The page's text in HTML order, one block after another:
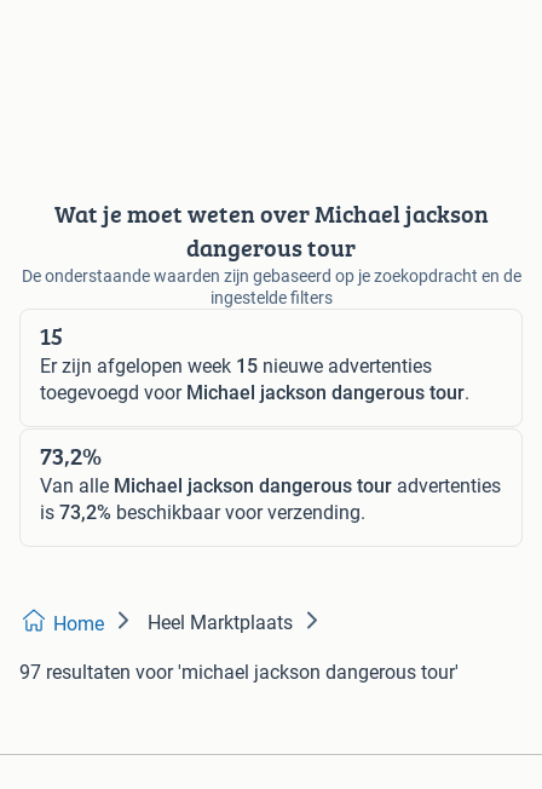
Wat je moet weten over Michael jackson
dangerous tour
De onderstaande waarden zijn gebaseerd op je zoekopdracht en de
ingestelde filters
15
Er zijn afgelopen week 15 nieuwe advertenties
toegevoegd voor Michael jackson dangerous tour.
73,2%
Van alle Michael jackson dangerous tour advertenties
is 73,2% beschikbaar voor verzending.
Home Heel Marktplaats
97 resultaten voor 'michael jackson dangerous tour'